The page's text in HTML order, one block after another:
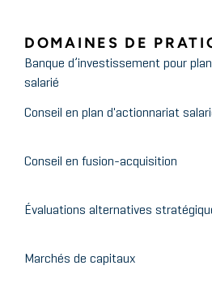
DOMAINES DE
Banque d’investissement pour
salarié
Conseil en plan d'actionnariat
Conseil en fusion-acquisition
Évaluations alternatives
Marchés de capitaux